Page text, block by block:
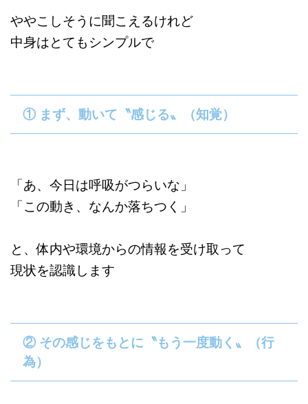
ややこしそうに聞こえるけれど
中身はとてもシンプルで
① まず、動いて〝感じる〟（知覚）
「あ、今日は呼吸がつらいな」
「この動き、なんか落ちつく」
と、体内や環境からの情報を受け取って
現状を認識します
② その感じをもとに〝もう一度動く〟（行
為）